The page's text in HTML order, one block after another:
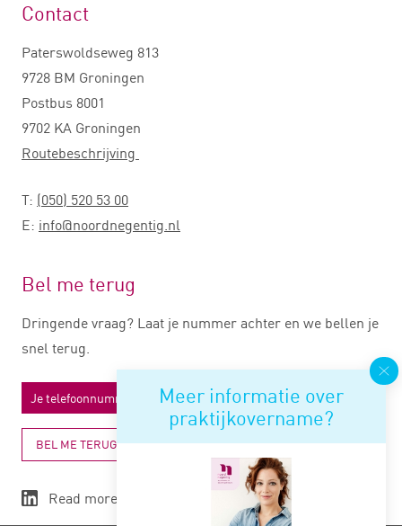
Meer informatie over
praktijkovername?
Contact
Paterswoldseweg 813
9728 BM Groningen
Postbus 8001
9702 KA Groningen
Routebeschrijving
T: (050) 520 53 00
E: info@noordnegentig.nl
Bel me terug
Dringende vraag? Laat je nummer achter en we bellen je
snel terug.
BEL ME TERUG
Read more